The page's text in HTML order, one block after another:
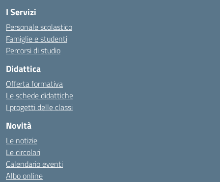
I Servizi
Personale scolastico
Famiglie e studenti
Percorsi di studio
Didattica
Offerta formativa
Le schede didattiche
I progetti delle classi
Novità
Le notizie
Le circolari
Calendario eventi
Albo online